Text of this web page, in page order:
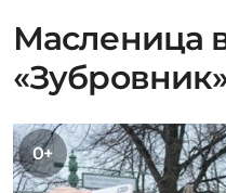
Масленица
0+